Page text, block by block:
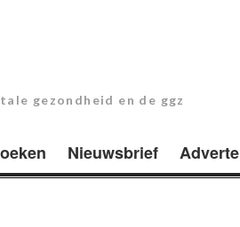
gezondheid en de ggz
Nieuwsbrief